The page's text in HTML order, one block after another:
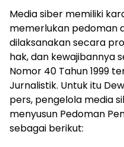
Media siber memiliki
memerlukan pedoman
dilaksanakan secara
hak, dan kewajibannya
Nomor 40 Tahun 1999
Jurnalistik. Untuk itu
pers, pengelola media
menyusun Pedoman
sebagai berikut: